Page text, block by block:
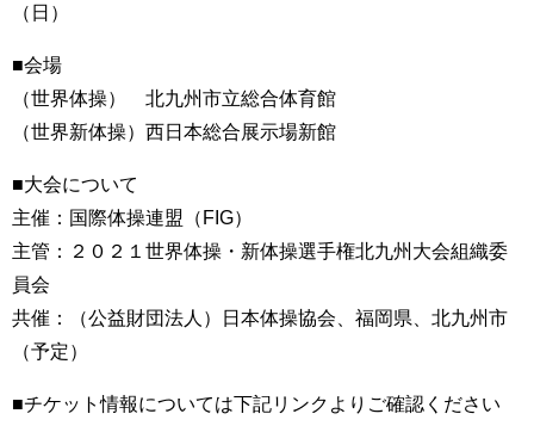
（日）
■会場
（世界体操） 北九州市立総合体育館
（世界新体操）西日本総合展示場新館
■大会について
主催：国際体操連盟（FIG）
主管：２０２１世界体操・新体操選手権北九州大会組織委
員会
共催：（公益財団法人）日本体操協会、福岡県、北九州市
（予定）
■チケット情報については下記リンクよりご確認ください